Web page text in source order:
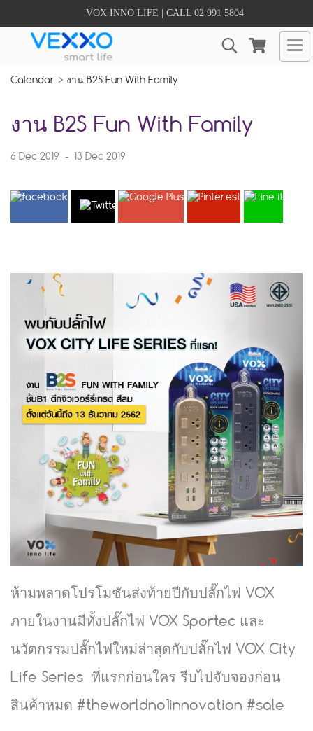
VOX INNO LIFE | CALL 02 991 5804
Calendar > งาน B2S Fun With Family
งาน B2S Fun With Family
6 Dec 2019 - 13 Dec 2019
ห้ามพลาดโปรโมชันส่งท้ายปีกับปลั๊กไฟ VOX
ภายในงานมีทั้งปลั๊กไฟ VOX Sportec และ
นวัตกรรมปลั๊กไฟใหม่ล่าสุดกับปลั๊กไฟ VOX City
Life Series ที่แรกก่อนใคร รีบไปจับจองก่อน
สินค้าหมด #theworldno1innovation #sale